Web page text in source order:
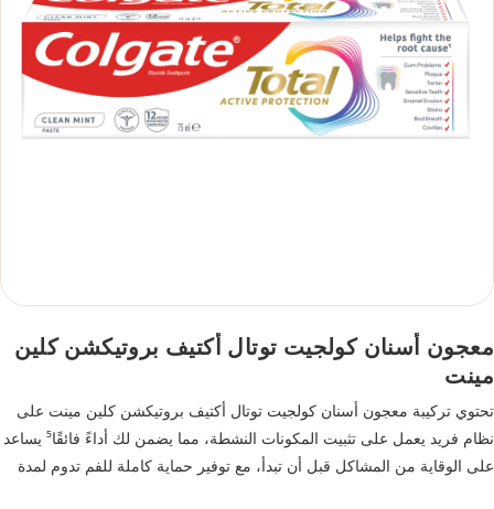
معجون أسنان كولجيت توتال أكتيف بروتيكشن كلين
مينت
تحتوي تركيبة معجون أسنان كولجيت توتال أكتيف بروتيكشن كلين مينت على
نظام فريد يعمل على تثبيت المكونات النشطة، مما يضمن لك أداءً فائقًا⁵ يساعد
على الوقاية من المشاكل قبل أن تبدأ، مع توفير حماية كاملة للفم تدوم لمدة